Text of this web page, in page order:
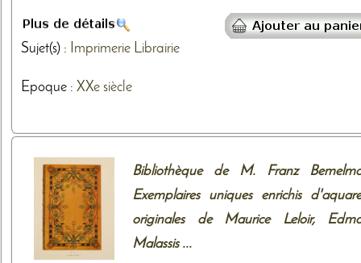
Sujet(s) : Imprimerie Librairie
Epoque : XXe siècle
Bibliothèque de M. Franz
Exemplaires uniques enrichis
originales de Maurice Leloir,
Malassis ...